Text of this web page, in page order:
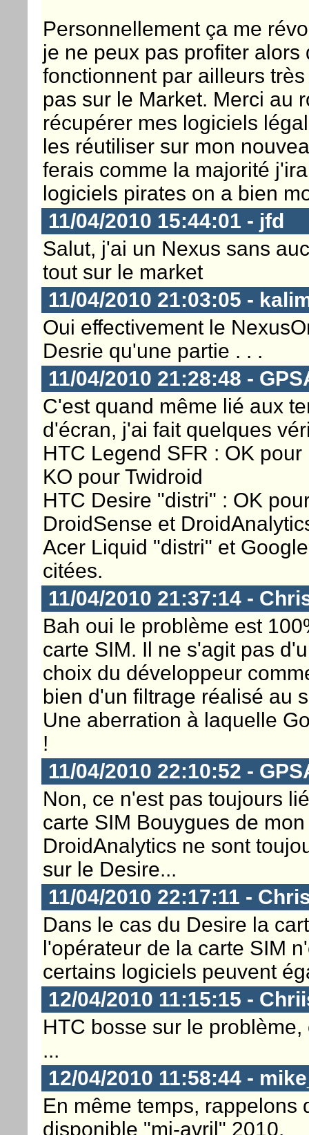
Personnellement ça me
je ne peux pas profiter
fonctionnent par ailleurs
pas sur le Market. Merci au
récupérer mes logiciels
les réutiliser sur mon
ferais comme la majorité
logiciels pirates on a bien
11/04/2010 15:44:01 - jfd
Salut, j'ai un Nexus sans
tout sur le market
11/04/2010 21:03:05 -
Oui effectivement le
Desrie qu'une partie . . .
11/04/2010 21:28:48 -
C'est quand même lié aux
d'écran, j'ai fait quelques
HTC Legend SFR : OK
KO pour Twidroid
HTC Desire "distri" : OK
DroidSense et
Acer Liquid "distri" et
citées.
11/04/2010 21:37:14 -
Bah oui le problème est
carte SIM. Il ne s'agit pas
choix du développeur
bien d'un filtrage réalisé au
Une aberration à laquelle
!
11/04/2010 22:10:52 -
Non, ce n'est pas toujours
carte SIM Bouygues de
DroidAnalytics ne sont
sur le Desire...
11/04/2010 22:17:11 -
Dans le cas du Desire la
l'opérateur de la carte SIM
certains logiciels peuvent
12/04/2010 11:15:15 -
HTC bosse sur le
...
12/04/2010 11:58:44 -
En même temps, rappelons
disponible "mi-avril" 2010.